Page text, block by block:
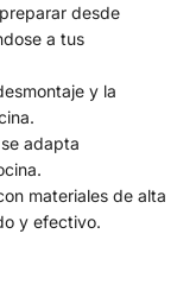
desde
a tus
y la
adapta
materiales de alta
y efectivo.